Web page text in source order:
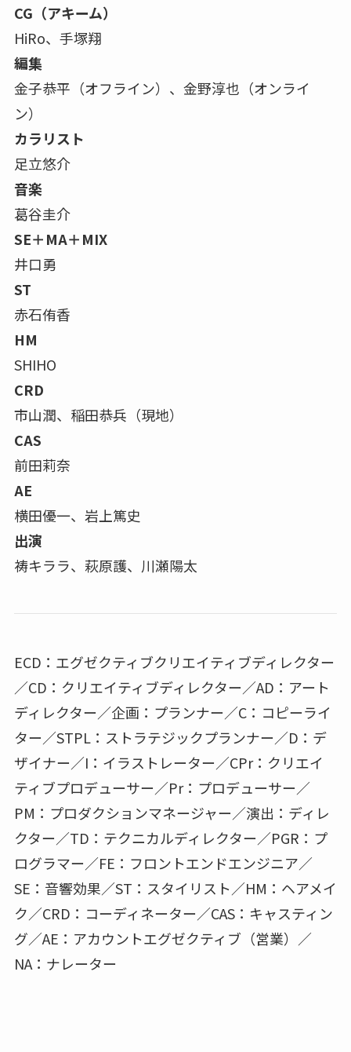
CG（アキーム）
HiRo、手塚翔
編集
金子恭平（オフライン）、金野淳也（オンライ
ン）
カラリスト
足立悠介
音楽
葛谷圭介
SE＋MA＋MIX
井口勇
ST
赤石侑香
HM
SHIHO
CRD
市山潤、稲田恭兵（現地）
CAS
前田莉奈
AE
横田優一、岩上篤史
出演
祷キララ、萩原護、川瀬陽太
ECD：エグゼクティブクリエイティブディレクター
／CD：クリエイティブディレクター／AD：アート
ディレクター／企画：プランナー／C：コピーライ
ター／STPL：ストラテジックプランナー／D：デ
ザイナー／I：イラストレーター／CPr：クリエイ
ティブプロデューサー／Pr：プロデューサー／
PM：プロダクションマネージャー／演出：ディレ
クター／TD：テクニカルディレクター／PGR：プ
ログラマー／FE：フロントエンドエンジニア／
SE：音響効果／ST：スタイリスト／HM：ヘアメイ
ク／CRD：コーディネーター／CAS：キャスティン
グ／AE：アカウントエグゼクティブ（営業）／
NA：ナレーター